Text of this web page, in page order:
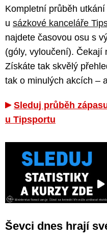
Kompletní průběh
u sázkové kanceláře
najdete časovou osu s
(góly, vyloučení). Čekají
Získáte tak skvělý
tak o minulých akcích –
Sleduj průběh
u Tipsportu
Ševci dnes hrají